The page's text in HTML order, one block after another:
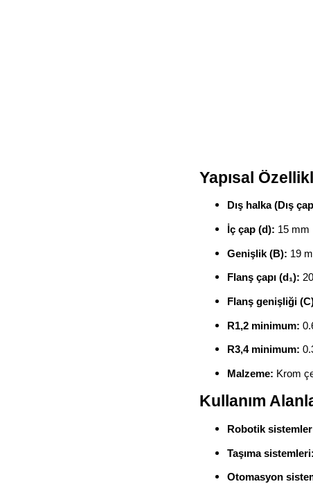
Yapısal
Dış halka (Dış
İç çap (d): 15 mm
Genişlik (B): 19
Flanş çapı (d₁):
Flanş genişliği
R1,2 minimum:
R3,4 minimum:
Malzeme: Krom
Kullanım
Robotik
Taşıma sistemleri:
Otomasyon